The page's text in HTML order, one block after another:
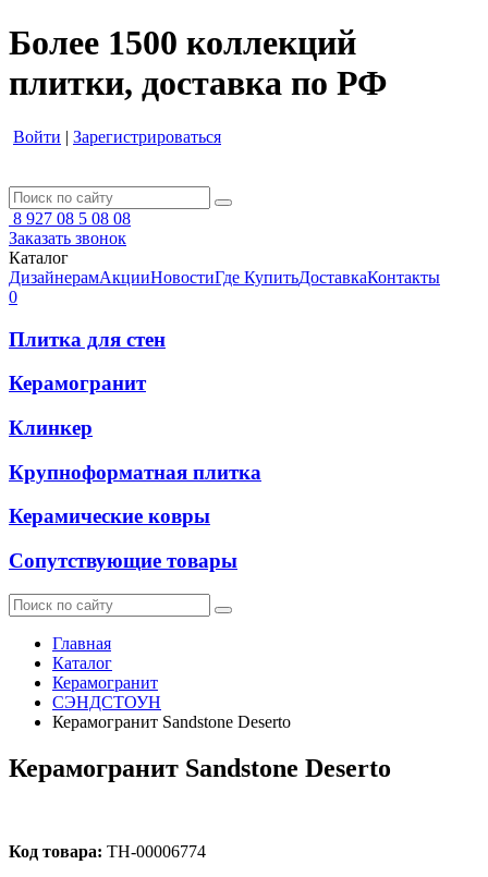
Более 1500 коллекций
плитки, доставка по РФ
Войти | Зарегистрироваться
8 927 08 5 08 08
Заказать звонок
Каталог
ДизайнерамАкцииНовостиГде КупитьДоставкаКонтакты
0
Плитка для стен
Керамогранит
Клинкер
Крупноформатная плитка
Керамические ковры
Сопутствующие товары
Главная
Каталог
Керамогранит
СЭНДСТОУН
Керамогранит Sandstone Deserto
Керамогранит Sandstone Deserto
Код товара: ТН-00006774